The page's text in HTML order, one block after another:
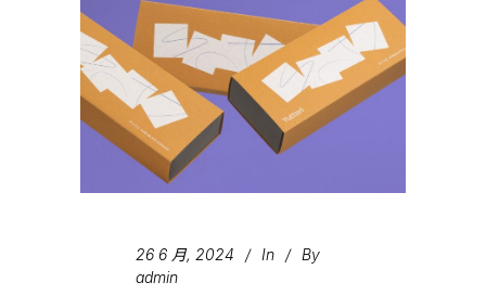
26 6 月, 2024 In
By
admin